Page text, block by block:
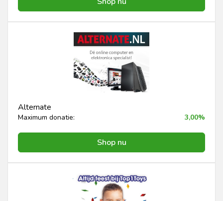
Alternate
Maximum donatie: 3,00%
Shop nu